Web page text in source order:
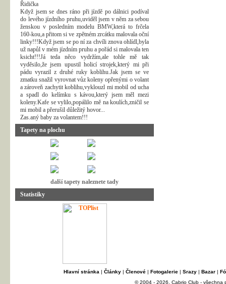
Řidička
Když jsem se dnes ráno při jízdě po dálnici podíval
do levého jízdního pruhu,uviděl jsem v něm za sebou
ženskou v posledním modelu BMW,která to frčela
160-kou,a přitom si ve zpětném zrcátku malovala oční
linky!!!Když jsem se po ní za chvíli znova ohlídl,byla
už napůl v mém jízdním pruhu a pořád si malovala ten
ksicht!!!Já teda něco vydržím,ale tohle mě tak
vyděsilo,že jsem upustil holicí strojek,který mi při
pádu vyrazil z druhé ruky koblihu.Jak jsem se ve
zmatku snažil vyrovnat vůz koleny opřenými o volant
a zároveň zachytit koblihu,vyklouzl mi mobil od ucha
a spadl do kelímku s kávou,který jsem měl mezi
koleny.Kafe se vylilo,popálilo mě na koulích,zničil se
mi mobil a přerušil důležitý hovor...
Zas.aný baby za volantem!!!
Tapety na plochu
další tapety naleznete tady
Statistiky
Hlavní stránka | Články| Členové| Fotogalerie| Srazy| Bazar|
© 2004 - 2026, Cabrio Club - všechna